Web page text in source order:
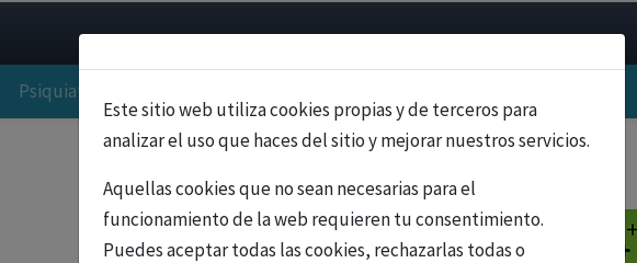
Psiquiatría
Este sitio web utiliza cookies propias y de terceros para
analizar el uso que haces del sitio y mejorar nuestros servicios.
Aquellas cookies que no sean necesarias para el
funcionamiento de la web requieren tu consentimiento.
Puedes aceptar todas las cookies, rechazarlas todas o